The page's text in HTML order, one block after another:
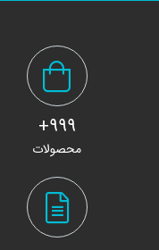
999+
محصولات